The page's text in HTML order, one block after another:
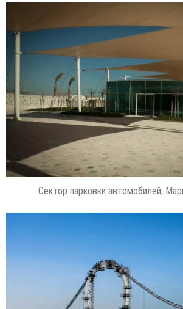
Сектор парковки автомобилей,